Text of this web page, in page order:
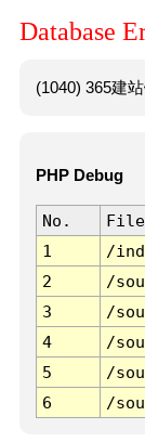
Database
(1040) 365建
PHP Debug
No. File
1
/
2
/
3
/
4
/
5
/
6
/